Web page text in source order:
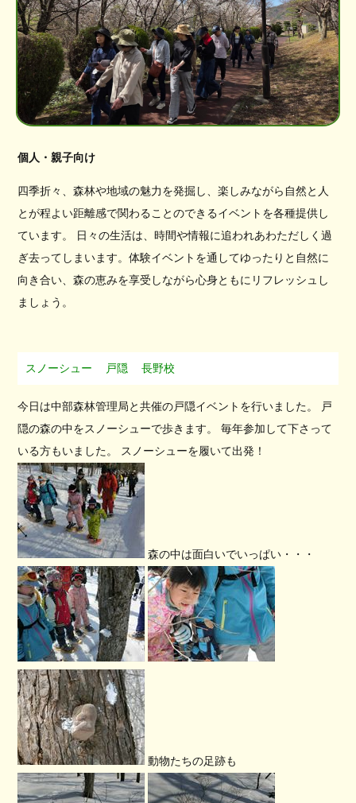
個人・親子向け
四季折々、森林や地域の魅力を発掘し、楽しみながら自然と人
とが程よい距離感で関わることのできるイベントを各種提供し
ています。 日々の生活は、時間や情報に追われあわただしく過
ぎ去ってしまいます。体験イベントを通してゆったりと自然に
向き合い、森の恵みを享受しながら心身ともにリフレッシュし
ましょう。
スノーシュー 戸隠 長野校
今日は中部森林管理局と共催の戸隠イベントを行いました。 戸
隠の森の中をスノーシューで歩きます。 毎年参加して下さって
いる方もいました。 スノーシューを履いて出発！
森の中は面白いでいっぱい・・・
動物たちの足跡も